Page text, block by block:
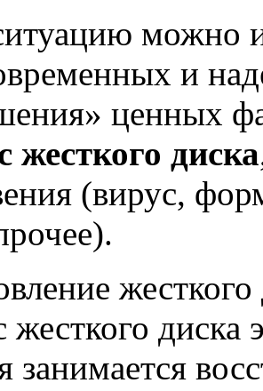
можно
и
ценных
жесткого диска
(вирус,
жесткого
занимается